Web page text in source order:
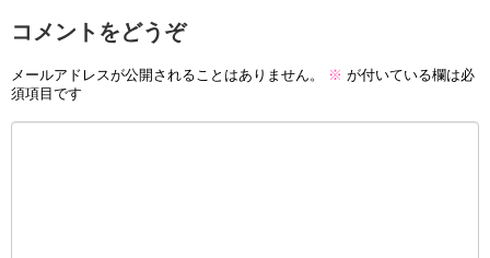
コメントをどうぞ
メールアドレスが公開されることはありません。 ※ が付いている欄は必
須項目です